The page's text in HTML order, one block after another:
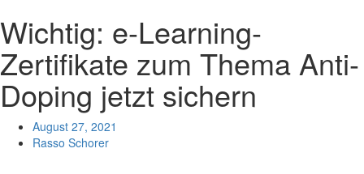
Wichtig: e-Learning-
Zertifikate zum Thema Anti-
Doping jetzt sichern
August 27, 2021
Rasso Schorer